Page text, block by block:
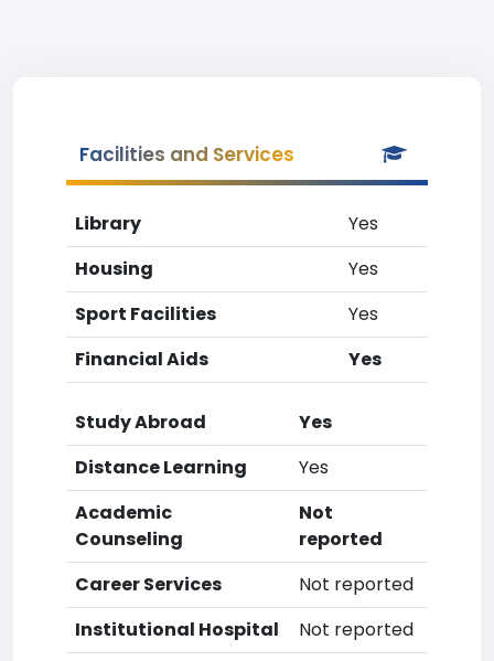
Facilities and Services
Library
Yes
Housing
Yes
Sport Facilities
Yes
Financial Aids
Yes
Study Abroad
Yes
Distance Learning
Yes
Academic
Counseling
Not
reported
Career Services
Not reported
Institutional Hospital
Not reported